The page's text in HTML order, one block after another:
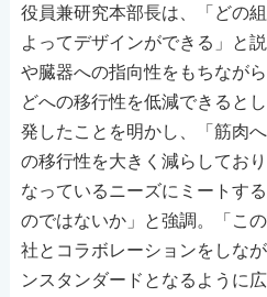
役員兼研究本部長は、「どの
よってデザインができる」と
や臓器への指向性をもちなが
どへの移行性を低減できると
発したことを明かし、「筋肉
の移行性を大きく減らしてお
なっているニーズにミートす
のではないか」と強調。「こ
社とコラボレーションをしな
ンスタンダードとなるように